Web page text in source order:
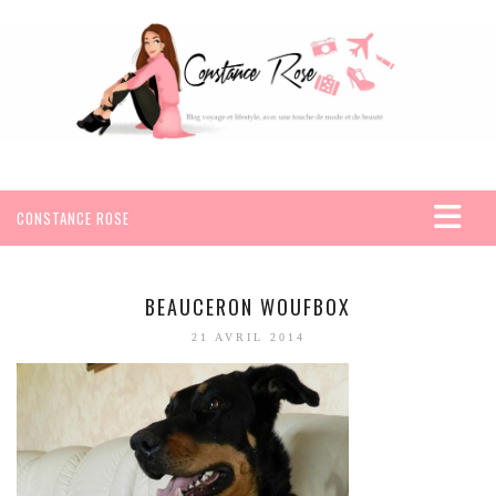
CONSTANCE ROSE
EGYPTE
SEYCHELLES
AMÉRIQUE
MEXIQUE
BEAUCERON WOUFBOX
21 AVRIL 2014